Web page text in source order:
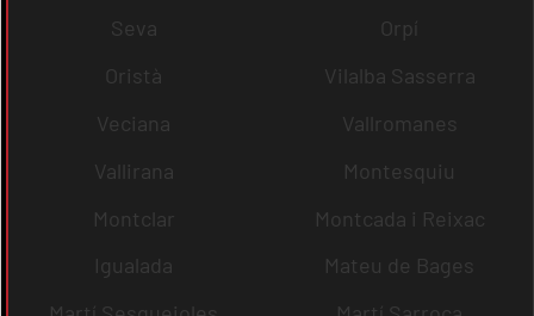
Seva
Orpí
Oristà
Vilalba Sasserra
Veciana
Vallromanes
Vallirana
Montesquiu
Montclar
Montcada i Reixac
Igualada
Mateu de Bages